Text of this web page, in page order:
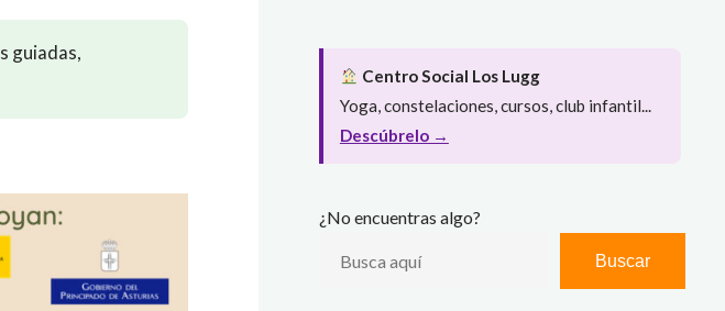
guiadas,
Centro Social Los Lugg
Yoga, constelaciones, cursos, club infantil...
Descúbrelo →
¿No encuentras algo?
Buscar